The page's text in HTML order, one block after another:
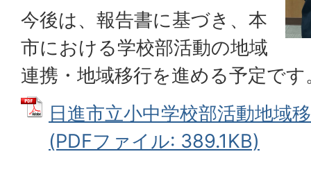
今後は、報告書に基づき、本
市における学校部活動の地域
連携・地域移行を進める予定です
日進市立小中学校部活動地域
(PDFファイル: 389.1KB)